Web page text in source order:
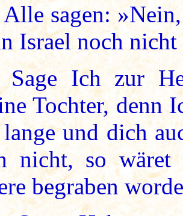
Alle sagen:
Israel noch
Sage Ich zur
Tochter, denn
und dich
nicht, so wäret
begraben